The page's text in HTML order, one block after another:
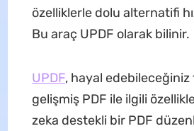
özelliklerle dolu alternatifi
Bu araç UPDF olarak bilinir.
UPDF, hayal
gelişmiş PDF ile ilgili
zeka destekli bir PDF